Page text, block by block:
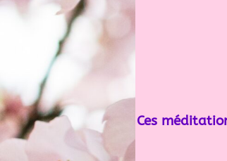
Ces